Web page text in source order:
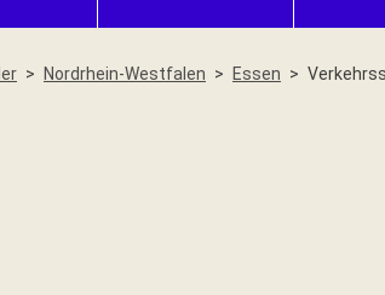
Nordrhein-Westfalen Essen